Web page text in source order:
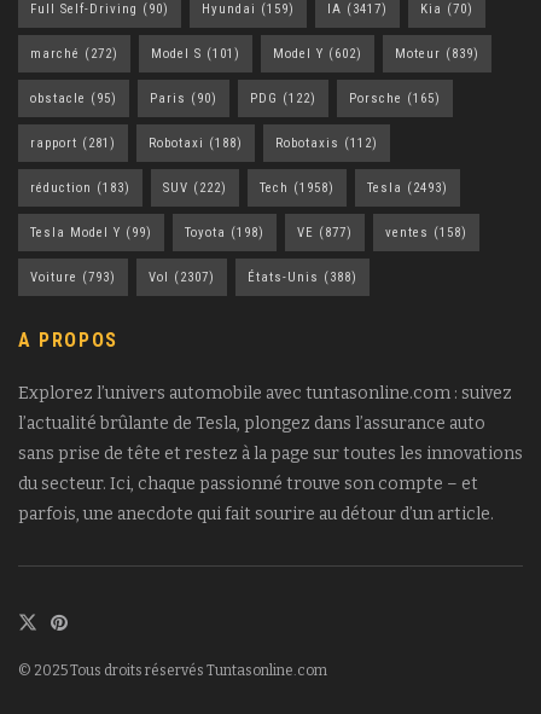
Full Self-Driving (90) Hyundai (159) IA (3417) Kia (70)
marché (272) Model S (101) Model Y (602) Moteur (839)
obstacle (95) Paris (90) PDG (122) Porsche (165)
rapport (281) Robotaxi (188) Robotaxis (112)
réduction (183) SUV (222) Tech (1958) Tesla (2493)
Tesla Model Y (99) Toyota (198) VE (877) ventes (158)
Voiture (793) Vol (2307) États-Unis (388)
A PROPOS
Explorez l’univers automobile avec tuntasonline.com : suivez
l’actualité brûlante de Tesla, plongez dans l’assurance auto
sans prise de tête et restez à la page sur toutes les innovations
du secteur. Ici, chaque passionné trouve son compte – et
parfois, une anecdote qui fait sourire au détour d’un article.
© 2025 Tous droits réservés Tuntasonline.com